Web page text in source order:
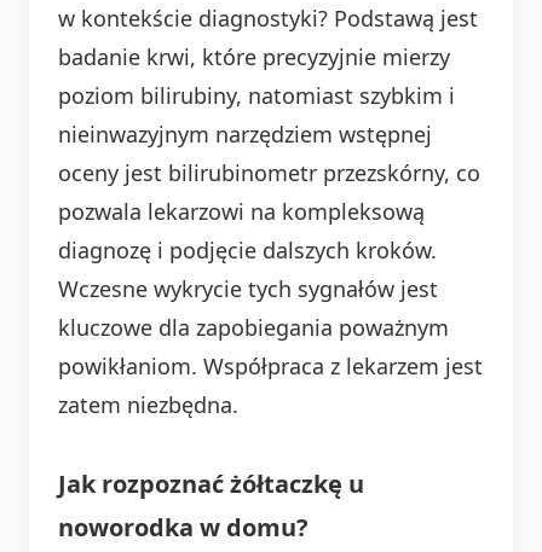
w kontekście diagnostyki? Podstawą jest
badanie krwi, które precyzyjnie mierzy
poziom bilirubiny, natomiast szybkim i
nieinwazyjnym narzędziem wstępnej
oceny jest bilirubinometr przezskórny, co
pozwala lekarzowi na kompleksową
diagnozę i podjęcie dalszych kroków.
Wczesne wykrycie tych sygnałów jest
kluczowe dla zapobiegania poważnym
powikłaniom. Współpraca z lekarzem jest
zatem niezbędna.
Jak rozpoznać żółtaczkę u
noworodka w domu?